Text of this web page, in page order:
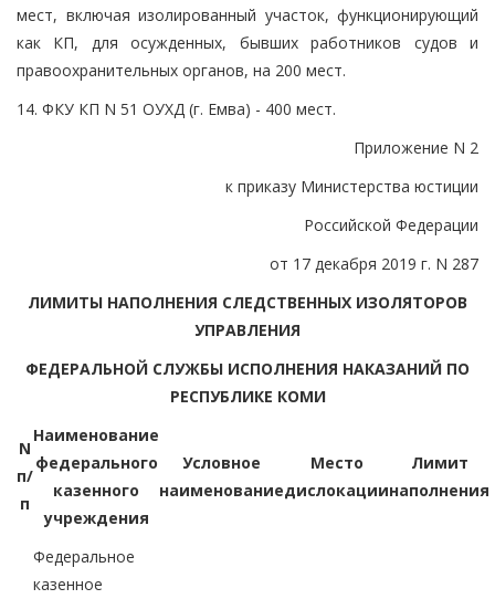
мест, включая изолированный участок, функционирующий
как КП, для осужденных, бывших работников судов и
правоохранительных органов, на 200 мест.
14. ФКУ КП N 51 ОУХД (г. Емва) - 400 мест.
Приложение N 2
к приказу Министерства юстиции
Российской Федерации
от 17 декабря 2019 г. N 287
ЛИМИТЫ НАПОЛНЕНИЯ СЛЕДСТВЕННЫХ ИЗОЛЯТОРОВ
УПРАВЛЕНИЯ
ФЕДЕРАЛЬНОЙ СЛУЖБЫ ИСПОЛНЕНИЯ НАКАЗАНИЙ ПО
РЕСПУБЛИКЕ КОМИ
N
п/
п
Наименование
федерального
казенного
учреждения
Условное
наименование
Место
дислокации
Лимит
наполнения
Федеральное
казенное